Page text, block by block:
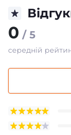
0 / 5
середній